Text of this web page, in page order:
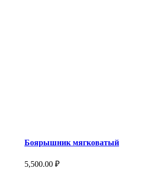
Боярышник мягковатый
5,500.00 ₽